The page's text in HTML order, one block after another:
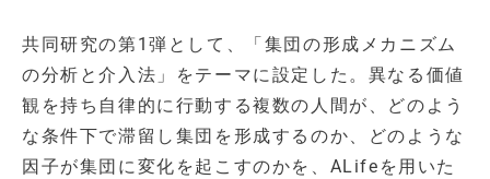
共同研究の第1弾として、「集団の形成メカニズム
の分析と介入法」をテーマに設定した。異なる価値
観を持ち自律的に行動する複数の人間が、どのよう
な条件下で滞留し集団を形成するのか、どのような
因子が集団に変化を起こすのかを、ALifeを用いた